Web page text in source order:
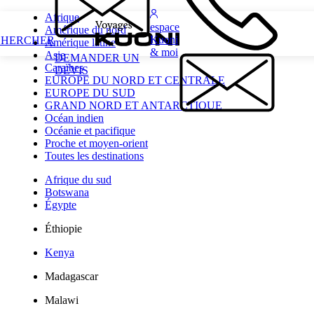
DEMANDER UN
DEVIS
espace
Kuoni
& moi
Afrique
Amérique du nord
Amérique latine
Asie
Caraïbes
EUROPE DU NORD ET CENTRALE
EUROPE DU SUD
GRAND NORD ET ANTARCTIQUE
Océan indien
Océanie et pacifique
Proche et moyen-orient
Toutes les destinations
Afrique du sud
Botswana
Égypte
Éthiopie
Kenya
Madagascar
Malawi